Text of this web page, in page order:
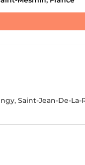
Saint-Jean-De-La-